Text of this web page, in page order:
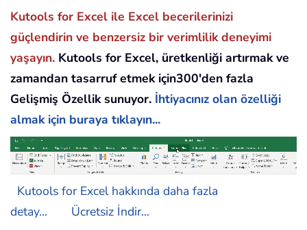
Kutools for Excel ile Excel becerilerinizi
güçlendirin ve benzersiz bir verimlilik deneyimi
yaşayın. Kutools for Excel, üretkenliği artırmak ve
zamandan tasarruf etmek için300'den fazla
Gelişmiş Özellik sunuyor. İhtiyacınız olan özelliği
almak için buraya tıklayın...
Kutools for Excel hakkında daha fazla
detay...
Ücretsiz İndir...